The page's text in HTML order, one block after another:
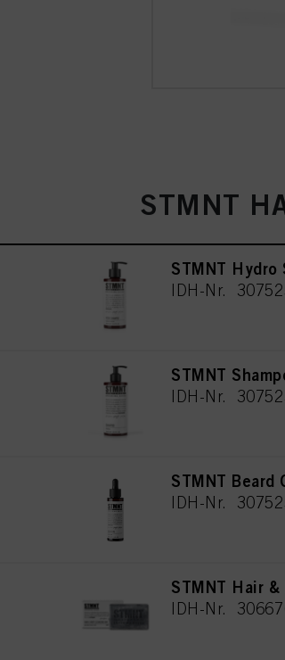
STMNT
STMNT Hydro
IDH-Nr.
STMNT
IDH-Nr.
STMNT Beard
IDH-Nr.
STMNT Hair
IDH-Nr.